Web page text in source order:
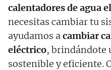
calentadores de agua
necesitas cambiar tu
ayudamos acambiar
eléctrico, brindándote
sostenible y eficiente.